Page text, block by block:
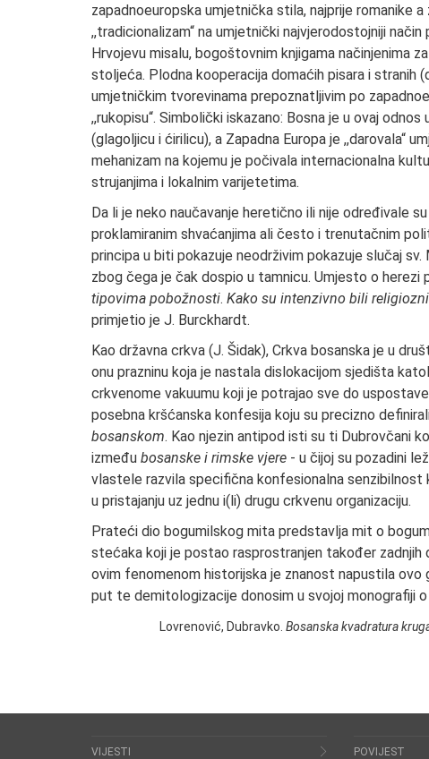
zapadnoeuropska umjetnička stila, najprije romanike
,,tradicionalizam“ na umjetnički najvjerodostojniji
Hrvojevu misalu, bogoštovnim knjigama načinjenima
stoljeća. Plodna kooperacija domaćih pisara i stranih
umjetničkim tvorevinama prepoznatljivim po
,,rukopisu“. Simbolički iskazano: Bosna je u ovaj
(glagoljicu i ćirilicu), a Zapadna Europa je ,,darovala“
mehanizam na kojemu je počivala internacionalna
strujanjima i lokalnim varijetetima.
Da li je neko naučavanje heretično ili nije određivale
proklamiranim shvaćanjima ali često i trenutačnim
principa u biti pokazuje neodrživim pokazuje slučaj
zbog čega je čak dospio u tamnicu. Umjesto o herezi
tipovima pobožnosti. Kako su intenzivno bili
primjetio je J. Burckhardt.
Kao državna crkva (J. Šidak), Crkva bosanska je u
onu prazninu koja je nastala dislokacijom sjedišta
crkvenome vakuumu koji je potrajao sve do
posebna kršćanska konfesija koju su precizno
bosanskom. Kao njezin antipod isti su ti Dubrovčani
između bosanske i rimske vjere - u čijoj su pozadini
vlastele razvila specifična konfesionalna senzibilnost
u pristajanju uz jednu i(li) drugu crkvenu organizaciju.
Prateći dio bogumilskog mita predstavlja mit o
stećaka koji je postao rasprostranjen također
ovim fenomenom historijska je znanost napustila
put te demitologizacije donosim u svojoj monografiji
Lovrenović, Dubravko.Bosanska kvadratura
VIJESTI POVIJEST